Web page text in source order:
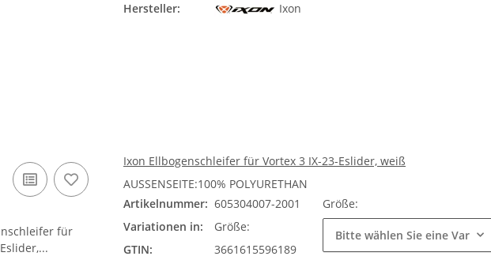
Hersteller:
Ixon
Ixon Ellbogenschleifer für Vortex 3 IX-23-Eslider, weiß
AUSSENSEITE:100% POLYURETHAN
Artikelnummer: 605304007-2001
Variationen in:
Größe:
GTIN:
3661615596189
Größe:
Bitte wählen Sie eine